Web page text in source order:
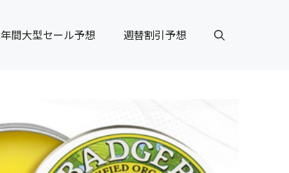
年間大型セール予想 週替割引予想